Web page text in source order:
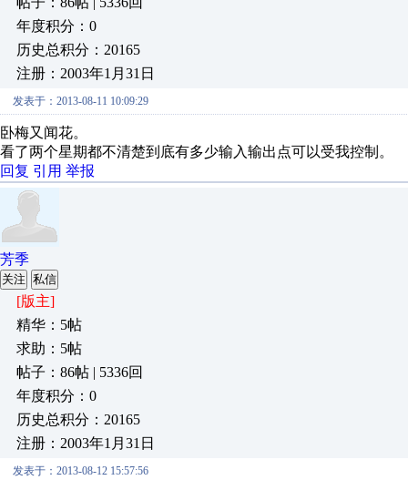
年度积分：0
历史总积分：20165
注册：2003年1月31日
发表于：2013-08-11 10:09:29
卧梅又闻花。
看了两个星期都不清楚到底有多少输入输出点可以受我控制。
回复 引用 举报
芳季
关注 私信
[版主]
精华：5帖
求助：5帖
帖子：86帖 | 5336回
年度积分：0
历史总积分：20165
注册：2003年1月31日
发表于：2013-08-12 15:57:56